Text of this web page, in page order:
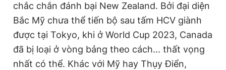
chắc chắn đánh bại New Zealand. Bởi đại diện
Bắc Mỹ chưa thể tiến bộ sau tấm HCV giành
được tại Tokyo, khi ở World Cup 2023, Canada
đã bị loại ở vòng bảng theo cách... thất vọng
nhất có thể. Khác với Mỹ hay Thụy Điển,